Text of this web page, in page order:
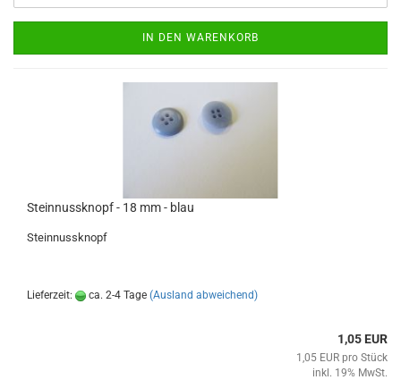
IN DEN WARENKORB
Steinnussknopf - 18 mm - blau
Steinnussknopf
Lieferzeit: ca. 2-4 Tage (Ausland abweichend)
1,05 EUR
1,05 EUR pro Stück
inkl. 19% MwSt.